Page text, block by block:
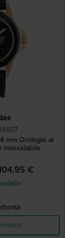
mm Orologio al
inossidabile
€